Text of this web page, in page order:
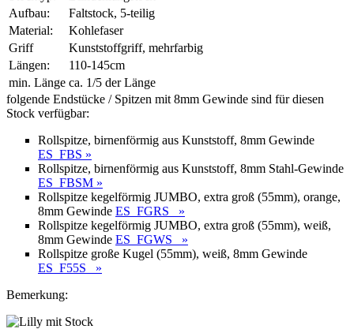
Aufbau:
Faltstock, 5-teilig
Material:
Kohlefaser
Griff
Kunststoffgriff, mehrfarbig
Längen:
110-145cm
min. Länge ca. 1/5 der Länge
folgende Endstücke / Spitzen mit 8mm Gewinde sind für diesen
Stock verfügbar:
Rollspitze, birnenförmig aus Kunststoff, 8mm Gewinde
ES_FBS »
Rollspitze, birnenförmig aus Kunststoff, 8mm Stahl-Gewinde
ES_FBSM »
Rollspitze kegelförmig JUMBO, extra groß (55mm), orange,
8mm Gewinde ES_FGRS »
Rollspitze kegelförmig JUMBO, extra groß (55mm), weiß,
8mm Gewinde ES_FGWS »
Rollspitze große Kugel (55mm), weiß, 8mm Gewinde
ES_F55S »
Bemerkung: